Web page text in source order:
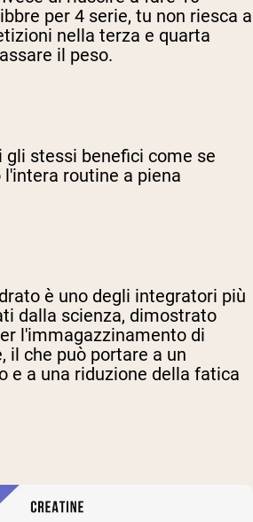
per 4 serie, tu non riesca a
nella terza e quarta
il peso.
gli stessi benefici come se
routine a piena
è uno degli integratori più
dalla scienza, dimostrato
l'immagazzinamento di
il che può portare a un
e a una riduzione della fatica